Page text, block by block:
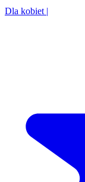
Dla kobiet |